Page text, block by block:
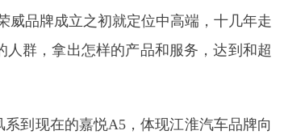
威品牌成立之初就定位中高端，十几年走
群，拿出怎样的产品和服务，达到和超
到现在的嘉悦A5，体现江淮汽车品牌向